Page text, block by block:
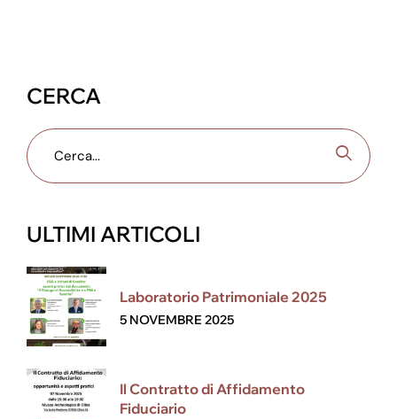
CERCA
ULTIMI ARTICOLI
Laboratorio Patrimoniale 2025
5 NOVEMBRE 2025
Il Contratto di Affidamento
Fiduciario